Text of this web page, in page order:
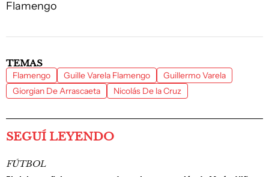
Flamengo
TEMAS
Flamengo Guille Varela Flamengo
Guillermo Varela
Giorgian De Arrascaeta
Nicolás De la Cruz
SEGUÍ LEYENDO
FÚTBOL